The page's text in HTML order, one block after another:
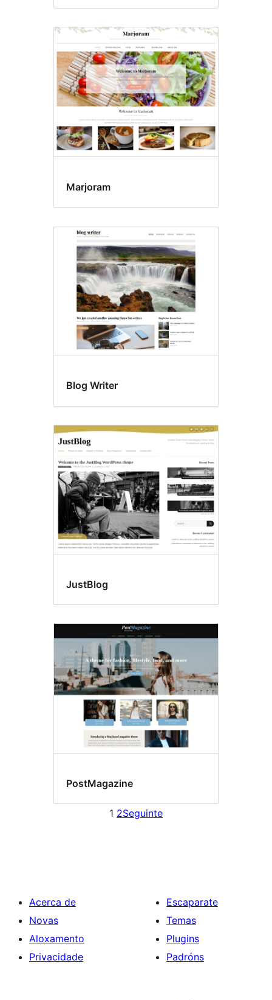
Marjoram
Blog Writer
JustBlog
PostMagazine
1 2Seguinte
Acerca de
Novas
Aloxamento
Privacidade
Escaparate
Temas
Plugins
Padróns